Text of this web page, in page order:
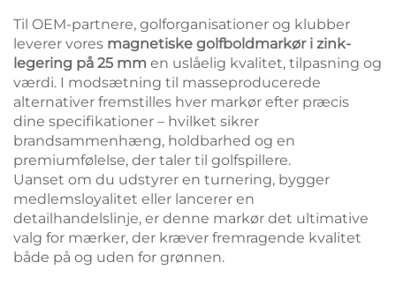
Til OEM-partnere, golforganisationer og klubber
leverer vores magnetiske golfboldmarkør i zink-
legering på 25 mm en uslåelig kvalitet, tilpasning og
værdi. I modsætning til masseproducerede
alternativer fremstilles hver markør efter præcis
dine specifikationer – hvilket sikrer
brandsammenhæng, holdbarhed og en
premiumfølelse, der taler til golfspillere.
Uanset om du udstyrer en turnering, bygger
medlemsloyalitet eller lancerer en
detailhandelslinje, er denne markør det ultimative
valg for mærker, der kræver fremragende kvalitet
både på og uden for grønnen.